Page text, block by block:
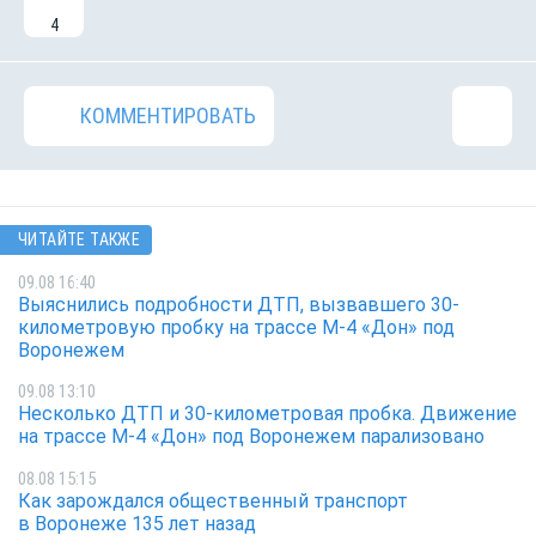
4
КОММЕНТИРОВАТЬ
ЧИТАЙТЕ ТАКЖЕ
09.08 16:40
Выяснились подробности ДТП, вызвавшего 30-
километровую пробку на трассе М-4 «Дон» под
Воронежем
09.08 13:10
Несколько ДТП и 30-километровая пробка. Движение
на трассе М-4 «Дон» под Воронежем парализовано
08.08 15:15
Как зарождался общественный транспорт
в Воронеже 135 лет назад